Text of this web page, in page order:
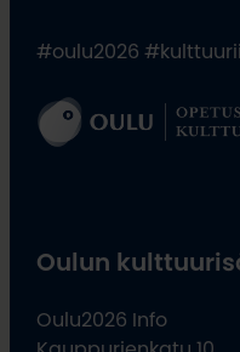
#oulu2026
Oulun
Oulu2026 Info
Kauppurienkatu 10